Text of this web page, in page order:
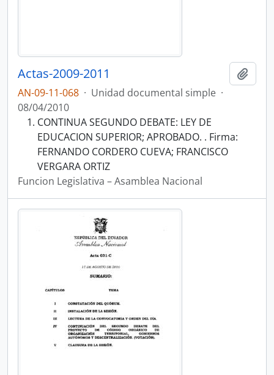
Actas-2009-2011
AN-09-11-068 · Unidad documental simple ·
08/04/2010
CONTINUA SEGUNDO DEBATE: LEY DE
EDUCACION SUPERIOR; APROBADO. . Firma:
FERNANDO CORDERO CUEVA; FRANCISCO
VERGARA ORTIZ
Funcion Legislativa – Asamblea Nacional